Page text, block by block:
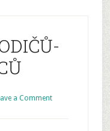
a Comment